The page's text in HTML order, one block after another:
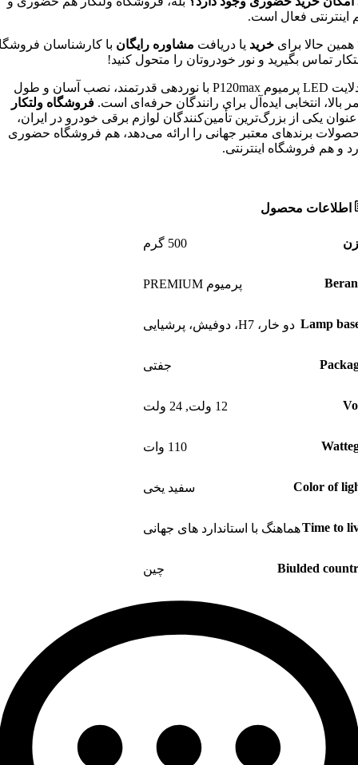
اینترنتی فعال است.
همین حالا برای خرید یا دریافت مشاوره رایگان با کارشناسان
تماس بگیرید و نور خودروتان را متحول کنید!
هدلایت LED پرمیوم P120max با نوردهی قدرتمند، نصب آسان و طول
بالا، انتخابی ایده‌آل برای رانندگان حرفه‌ای است. فروشگاه ولتکار
یکی از بزرگ‌ترین تأمین‌کنندگان لوازم برقی خودرو در ایران،
برندهای معتبر جهانی را ارائه می‌دهد، هم فروشگاه حضوری
و هم فروشگاه اینترنتی.
اطلاعات محصول
500 گرم
پرمیوم PREMIUM
Lamp دو خار، H7، دوفیش، پرشیایی
جفتی
12 ولت , 24 ولت
110 وات
Color of سفید یخی
Time toهماهنگ با استاندارد های جهانی
Biulded چین